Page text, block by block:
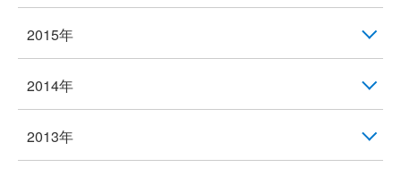
2015年
2014年
2013年